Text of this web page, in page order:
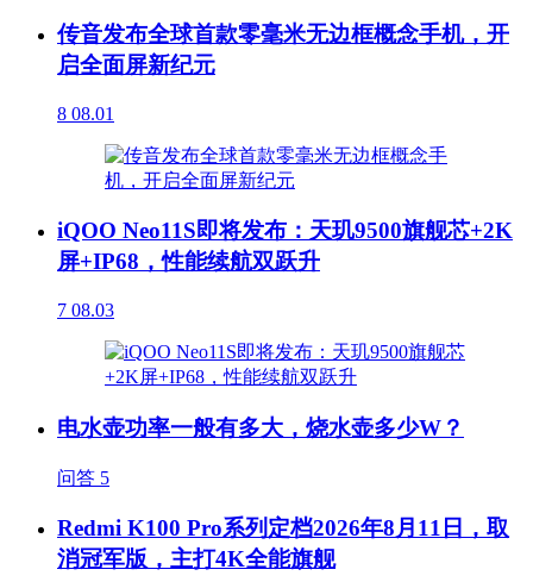
传音发布全球首款零毫米无边框概念手机，开
启全面屏新纪元
8 08.01
iQOO Neo11S即将发布：天玑9500旗舰芯+2K
屏+IP68，性能续航双跃升
7 08.03
电水壶功率一般有多大，烧水壶多少W？
问答 5
Redmi K100 Pro系列定档2026年8月11日，取
消冠军版，主打4K全能旗舰